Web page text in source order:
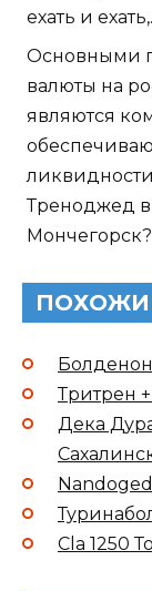
ехать и
Основными
валюты на
являются
Треноджед
Мончегорск?
Тритрен
Дека
Cla 1250